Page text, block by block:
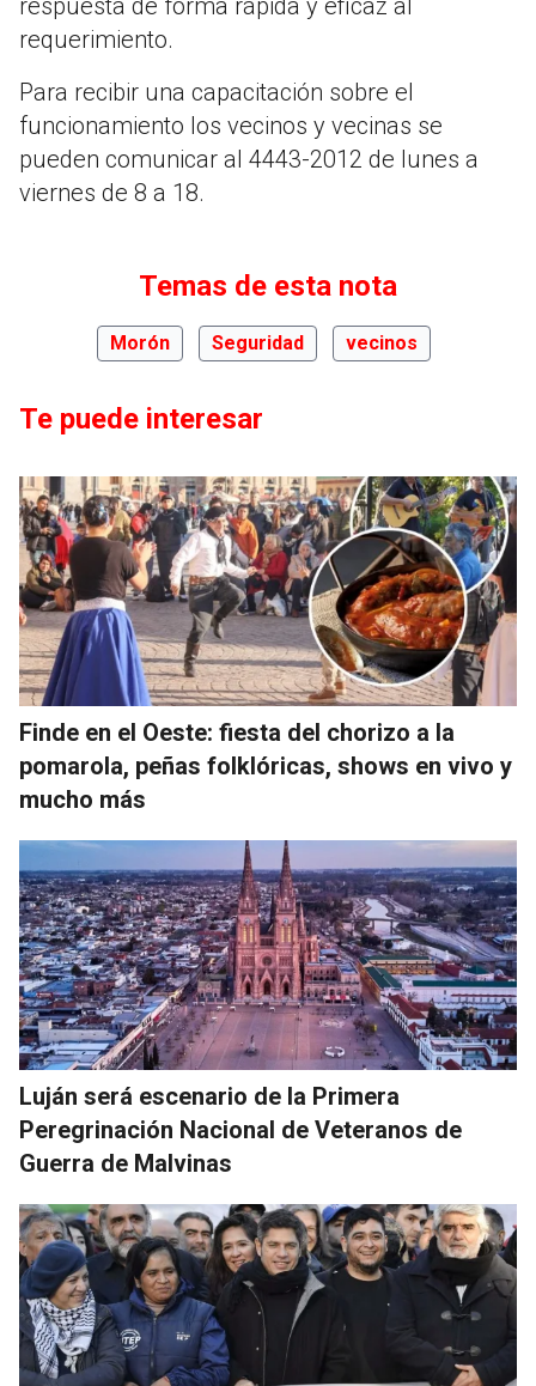
respuesta de forma rápida y eficaz al
requerimiento.
Para recibir una capacitación sobre el
funcionamiento los vecinos y vecinas se
pueden comunicar al 4443-2012 de lunes a
viernes de 8 a 18.
Temas de esta nota
Morón Seguridad vecinos
Te puede interesar
Finde en el Oeste: fiesta del chorizo a la
pomarola, peñas folklóricas, shows en vivo y
mucho más
Luján será escenario de la Primera
Peregrinación Nacional de Veteranos de
Guerra de Malvinas